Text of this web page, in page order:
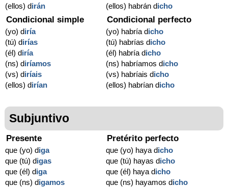
(ellos) dirán
(ellos) habrán dicho
Condicional simple
(yo) diría
(tú) dirías
(él) diría
(ns) diríamos
(vs) diríais
(ellos) dirían
Condicional perfecto
(yo) habría dicho
(tú) habrías dicho
(él) habría dicho
(ns) habríamos dicho
(vs) habríais dicho
(ellos) habrían dicho
Subjuntivo
Presente
que (yo) diga
que (tú) digas
que (él) diga
que (ns) digamos
Pretérito perfecto
que (yo) haya dicho
que (tú) hayas dicho
que (él) haya dicho
que (ns) hayamos dicho